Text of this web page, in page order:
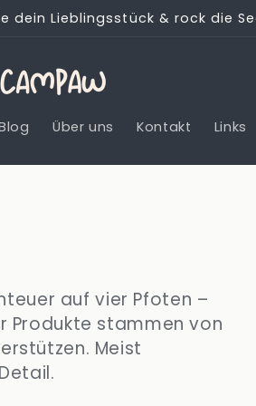
dein Lieblingsstück & rock die
Über uns Kontakt Links
auf vier Pfoten –
Produkte stammen von
Meist